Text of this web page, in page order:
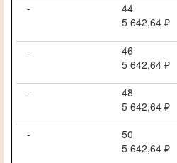
-
44
5 642,64 ₽
-
46
5 642,64 ₽
-
48
5 642,64 ₽
-
50
5 642,64 ₽